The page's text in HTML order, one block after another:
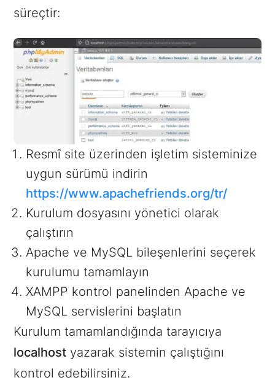
süreçtir:
Resmî site üzerinden işletim sisteminize
uygun sürümü indirin
https://www.apachefriends.org/tr/
Kurulum dosyasını yönetici olarak
çalıştırın
Apache ve MySQL bileşenlerini seçerek
kurulumu tamamlayın
XAMPP kontrol panelinden Apache ve
MySQL servislerini başlatın
Kurulum tamamlandığında tarayıcıya
localhost yazarak sistemin çalıştığını
kontrol edebilirsiniz.